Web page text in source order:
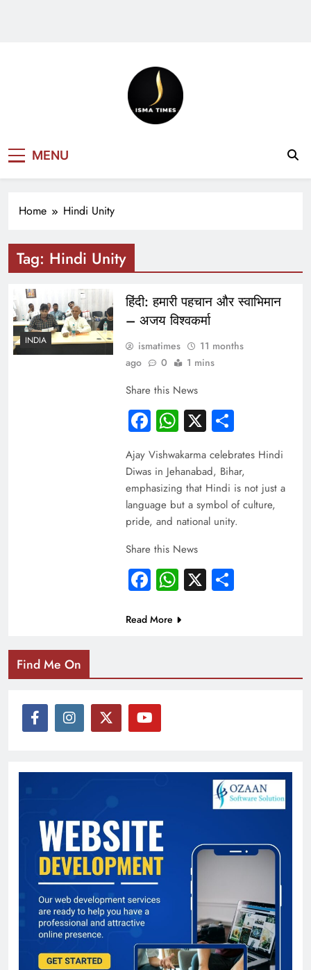
NEWS
MENU
Home Hindi Unity
Tag: Hindi Unity
INDIA
हिंदी: हमारी पहचान और स्वाभिमान
– अजय विश्वकर्मा
ismatimes
11 months
ago
0 1 mins
Share this News
Facebook
WhatsApp
X Share
Ajay Vishwakarma celebrates Hindi
Diwas in Jehanabad, Bihar,
emphasizing that Hindi is not just a
language but a symbol of culture,
pride, and national unity.
Share this News
Facebook
WhatsApp
X Share
Read More
Find Me On